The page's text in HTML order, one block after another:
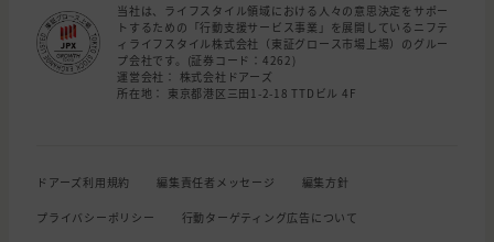
当社は、ライフスタイル領域における人々の意思決定をサポー
トするための「行動支援サービス事業」を展開しているニフテ
ィライフスタイル株式会社（東証グロース市場上場）のグルー
プ会社です。(証券コード：4262)
運営会社： 株式会社ドアーズ
所在地： 東京都港区三田1-2-18 TTDビル 4F
ドアーズ利用規約 編集責任者メッセージ 編集方針
プライバシーポリシー 行動ターゲティング広告について